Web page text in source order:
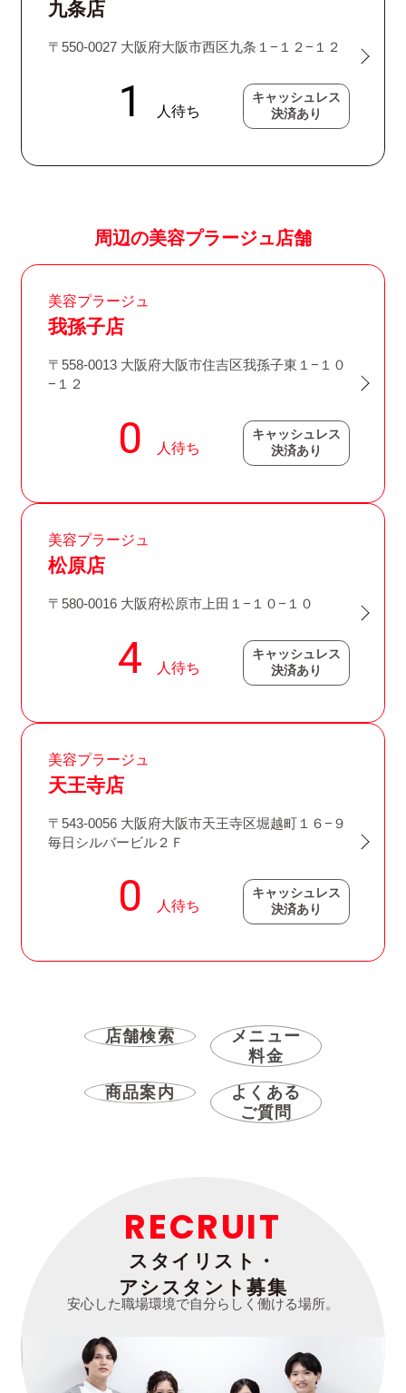
九条店
〒550-0027 大阪府大阪市西区九条１−１２−１２
キャッシュレス
決済あり
周辺の美容プラージュ店舗
美容プラージュ
我孫子店
〒558-0013 大阪府大阪市住吉区我孫子東１−１０
−１２
キャッシュレス
決済あり
美容プラージュ
松原店
〒580-0016 大阪府松原市上田１−１０−１０
キャッシュレス
決済あり
美容プラージュ
天王寺店
〒543-0056 大阪府大阪市天王寺区堀越町１６−９
毎日シルバービル２Ｆ
キャッシュレス
決済あり
店舗検索
メニュー
料金
商品案内
よくある
ご質問
RECRUIT
スタイリスト・
アシスタント募集
安心した職場環境で自分らしく働ける場所。